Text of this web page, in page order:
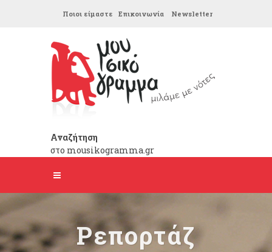
Ποιοι είμαστε Επικοινωνία Newsletter
Αναζήτηση
στο mousikogramma.gr
Ρεπορτάζ